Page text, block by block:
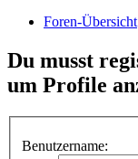
Foren-Übersicht
Du musst
um Profile
Benutzername: